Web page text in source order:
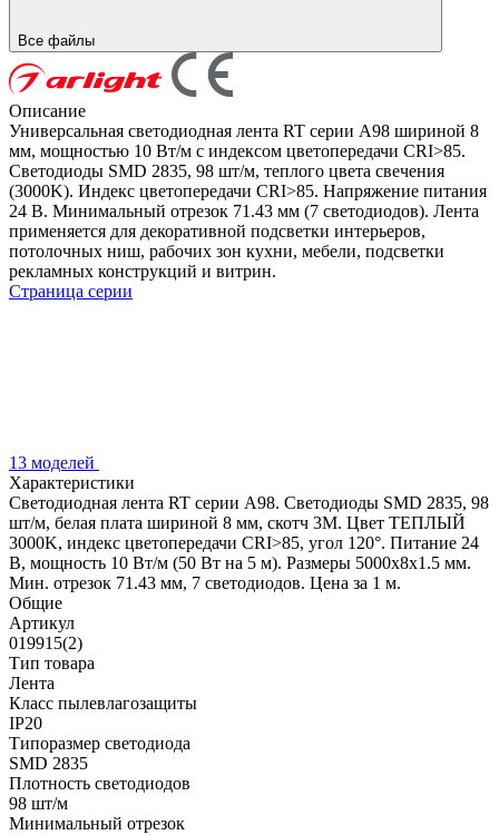
Все файлы
Описание
Универсальная светодиодная лента RT серии A98 шириной 8
мм, мощностью 10 Вт/м с индексом цветопередачи CRI>85.
Светодиоды SMD 2835, 98 шт/м, теплого цвета свечения
(3000K). Индекс цветопередачи CRI>85. Напряжение питания
24 В. Минимальный отрезок 71.43 мм (7 светодиодов). Лента
применяется для декоративной подсветки интерьеров,
потолочных ниш, рабочих зон кухни, мебели, подсветки
рекламных конструкций и витрин.
Страница серии
13 моделей
Характеристики
Светодиодная лента RT серии A98. Светодиоды SMD 2835, 98
шт/м, белая плата шириной 8 мм, скотч 3M. Цвет ТЕПЛЫЙ
3000K, индекс цветопередачи CRI>85, угол 120°. Питание 24
В, мощность 10 Вт/м (50 Вт на 5 м). Размеры 5000x8x1.5 мм.
Мин. отрезок 71.43 мм, 7 светодиодов. Цена за 1 м.
Общие
Артикул
019915(2)
Тип товара
Лента
Класс пылевлагозащиты
IP20
Типоразмер светодиода
SMD 2835
Плотность светодиодов
98 шт/м
Минимальный отрезок